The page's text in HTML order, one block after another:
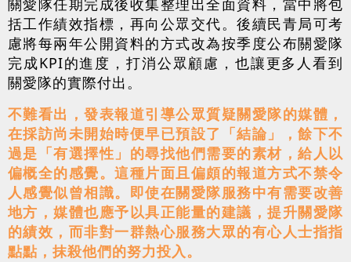
關愛隊任期完成後收集整理出全面資料，當中將包
括工作績效指標，再向公眾交代。後續民青局可考
慮將每兩年公開資料的方式改為按季度公布關愛隊
完成KPI的進度，打消公眾顧慮，也讓更多人看到
關愛隊的實際付出。
不難看出，發表報道引導公眾質疑關愛隊的媒體，
在採訪尚未開始時便早已預設了「結論」，餘下不
過是「有選擇性」的尋找他們需要的素材，給人以
偏概全的感覺。這種片面且偏頗的報道方式不禁令
人感覺似曾相識。即使在關愛隊服務中有需要改善
地方，媒體也應予以具正能量的建議，提升關愛隊
的績效，而非對一群熱心服務大眾的有心人士指指
點點，抹殺他們的努力投入。